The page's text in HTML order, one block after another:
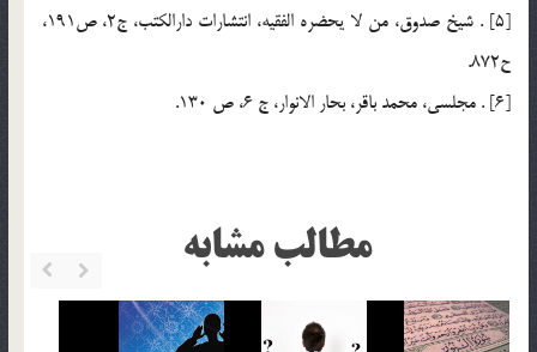
[5] . شيخ صدوق، من لا يحضره الفقيه، انتشارات دارالكتب، ج2، ص191،
ح872.
[6] . مجلسي، محمد باقر، بحار الانوار، ج 6، ص 130.
مطالب مشابه